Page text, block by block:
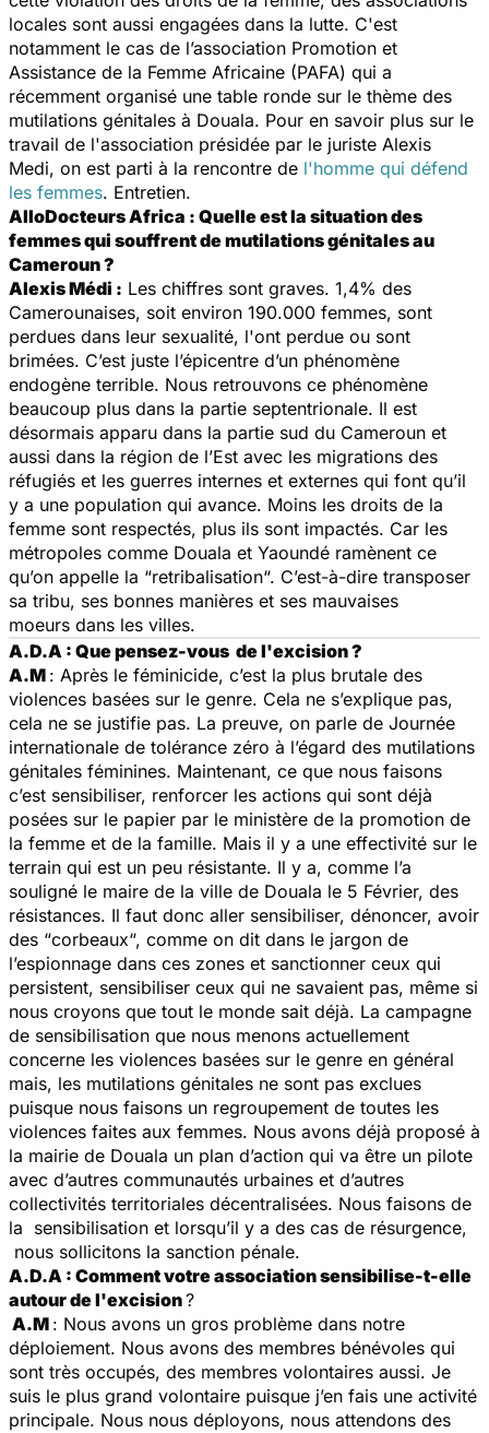
locales sont aussi engagées dans la lutte. C'est
notamment le cas de l’association Promotion et
Assistance de la Femme Africaine (PAFA) qui a
récemment organisé une table ronde sur le thème des
mutilations génitales à Douala. Pour en savoir plus sur le
travail de l'association présidée par le juriste Alexis
Medi, on est parti à la rencontre de l'homme qui défend
les femmes. Entretien.
AlloDocteurs Africa : Quelle est la situation des
femmes qui souffrent de mutilations génitales au
Cameroun ?
Alexis Médi : Les chiffres sont graves. 1,4% des
Camerounaises, soit environ 190.000 femmes, sont
perdues dans leur sexualité, l'ont perdue ou sont
brimées. C’est juste l’épicentre d’un phénomène
endogène terrible. Nous retrouvons ce phénomène
beaucoup plus dans la partie septentrionale. Il est
désormais apparu dans la partie sud du Cameroun et
aussi dans la région de l’Est avec les migrations des
réfugiés et les guerres internes et externes qui font qu’il
y a une population qui avance. Moins les droits de la
femme sont respectés, plus ils sont impactés. Car les
métropoles comme Douala et Yaoundé ramènent ce
qu’on appelle la “retribalisation“. C’est-à-dire transposer
sa tribu, ses bonnes manières et ses mauvaises
moeurs dans les villes.
A.D.A : Que pensez-vous de l'excision ?
A.M : Après le féminicide, c’est la plus brutale des
violences basées sur le genre. Cela ne s’explique pas,
cela ne se justifie pas. La preuve, on parle de Journée
internationale de tolérance zéro à l’égard des mutilations
génitales féminines. Maintenant, ce que nous faisons
c’est sensibiliser, renforcer les actions qui sont déjà
posées sur le papier par le ministère de la promotion de
la femme et de la famille. Mais il y a une effectivité sur le
terrain qui est un peu résistante. Il y a, comme l’a
souligné le maire de la ville de Douala le 5 Février, des
résistances. Il faut donc aller sensibiliser, dénoncer, avoir
des “corbeaux“, comme on dit dans le jargon de
l’espionnage dans ces zones et sanctionner ceux qui
persistent, sensibiliser ceux qui ne savaient pas, même si
nous croyons que tout le monde sait déjà. La campagne
de sensibilisation que nous menons actuellement
concerne les violences basées sur le genre en général
mais, les mutilations génitales ne sont pas exclues
puisque nous faisons un regroupement de toutes les
violences faites aux femmes. Nous avons déjà proposé à
la mairie de Douala un plan d’action qui va être un pilote
avec d’autres communautés urbaines et d’autres
collectivités territoriales décentralisées. Nous faisons de
la sensibilisation et lorsqu’il y a des cas de résurgence,
nous sollicitons la sanction pénale.
A.D.A : Comment votre association sensibilise-t-elle
autour de l'excision?
A.M : Nous avons un gros problème dans notre
déploiement. Nous avons des membres bénévoles qui
sont très occupés, des membres volontaires aussi. Je
suis le plus grand volontaire puisque j’en fais une activité
principale. Nous nous déployons, nous attendons des